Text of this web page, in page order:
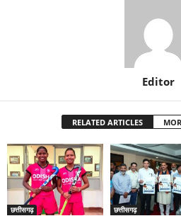
Editor
RELATED ARTICLES
छत्तीसगढ़ छत्तीसगढ़